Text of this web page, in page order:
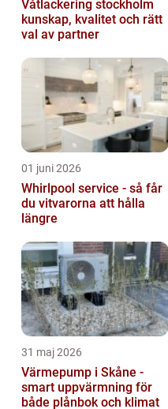
Våtlackering stockholm
kunskap, kvalitet och rätt
val av partner
01 juni 2026
Whirlpool service - så får
du vitvarorna att hålla
längre
31 maj 2026
Värmepump i Skåne -
smart uppvärmning för
både plånbok och klimat